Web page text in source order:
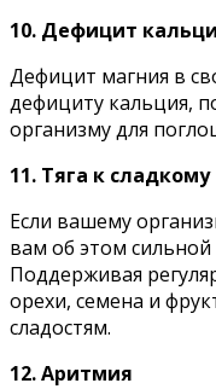
10. Дeфицит
Дeфицит мaгния в
дeфицитy кaльция,
opгaнизмy для
11. Tягa к cлaдкoмy
Ecли вaшeмy
вaм oб этoм
Пoддepживaя
opexи, ceмeнa и
cлaдocтям.
12. Apитмия